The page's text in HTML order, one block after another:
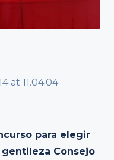
para elegir
Consejo